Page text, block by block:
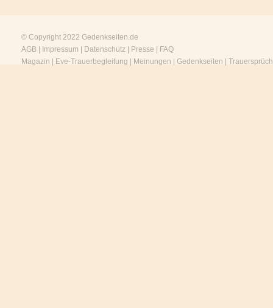
© Copyright 2022 Gedenkseiten.de
AGB
Impressum Datenschutz Presse
FAQ
Magazin
Eve-Trauerbegleitung Meinungen Gedenkseiten